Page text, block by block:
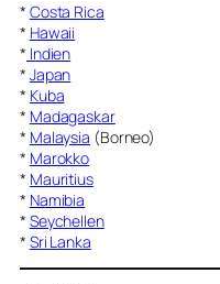
* Costa Rica
* Hawaii
* Indien
* Japan
* Kuba
* Madagaskar
* Malaysia (Borneo)
* Marokko
* Mauritius
* Namibia
* Seychellen
* Sri Lanka